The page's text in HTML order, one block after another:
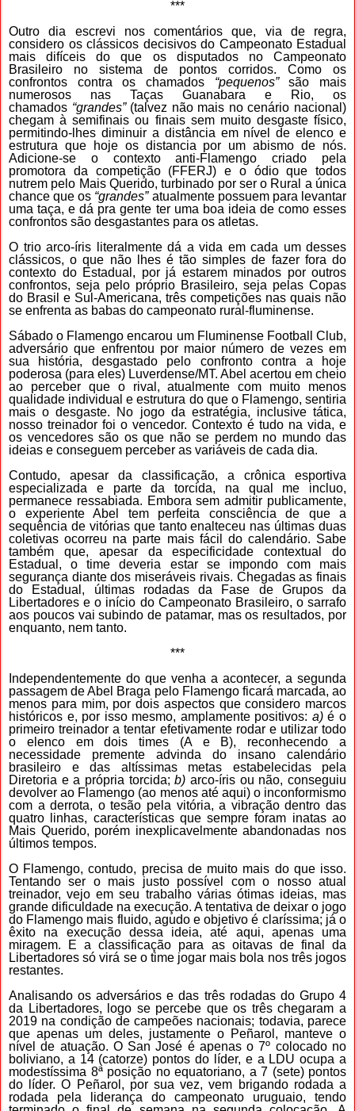
***
Outro dia escrevi nos comentários que, via de regra,
considero os clássicos decisivos do Campeonato Estadual
mais difíceis do que os disputados no Campeonato
Brasileiro no sistema de pontos corridos. Como os
confrontos contra os chamados “pequenos”são mais
numerosos nas Taças Guanabara e Rio, os
chamados “grandes”(talvez não mais no cenário nacional)
chegam à semifinais ou finais sem muito desgaste físico,
permitindo-lhes diminuir a distância em nível de elenco e
estrutura que hoje os distancia por um abismo de nós.
Adicione-se o contexto anti-Flamengo criado pela
promotora da competição (FFERJ) e o ódio que todos
nutrem pelo Mais Querido, turbinado por ser o Rural a única
chance que os “grandes”atualmente possuem para levantar
uma taça, e dá pra gente ter uma boa ideia de como esses
confrontos são desgastantes para os atletas.
O trio arco-íris literalmente dá a vida em cada um desses
clássicos, o que não lhes é tão simples de fazer fora do
contexto do Estadual, por já estarem minados por outros
confrontos, seja pelo próprio Brasileiro, seja pelas Copas
do Brasil e Sul-Americana, três competições nas quais não
se enfrenta as babas do campeonato rural-fluminense.
Sábado o Flamengo encarou um Fluminense Football Club,
adversário que enfrentou por maior número de vezes em
sua história, desgastado pelo confronto contra a hoje
poderosa (para eles) Luverdense/MT. Abel acertou em cheio
ao perceber que o rival, atualmente com muito menos
qualidade individual e estrutura do que o Flamengo, sentiria
mais o desgaste. No jogo da estratégia, inclusive tática,
nosso treinador foi o vencedor. Contexto é tudo na vida, e
os vencedores são os que não se perdem no mundo das
ideias e conseguem perceber as variáveis de cada dia.
Contudo, apesar da classificação, a crônica esportiva
especializada e parte da torcida, na qual me incluo,
permanece ressabiada. Embora sem admitir publicamente,
o experiente Abel tem perfeita consciência de que a
sequência de vitórias que tanto enalteceu nas últimas duas
coletivas ocorreu na parte mais fácil do calendário. Sabe
também que, apesar da especificidade contextual do
Estadual, o time deveria estar se impondo com mais
segurança diante dos miseráveis rivais. Chegadas as finais
do Estadual, últimas rodadas da Fase de Grupos da
Libertadores e o início do Campeonato Brasileiro, o sarrafo
aos poucos vai subindo de patamar, mas os resultados, por
enquanto, nem tanto.
***
Independentemente do que venha a acontecer, a segunda
passagem de Abel Braga pelo Flamengo ficará marcada, ao
menos para mim, por dois aspectos que considero marcos
históricos e, por isso mesmo, amplamente positivos: a)é o
primeiro treinador a tentar efetivamente rodar e utilizar todo
o elenco em dois times (A e B), reconhecendo a
necessidade premente advinda do insano calendário
brasileiro e das altíssimas metas estabelecidas pela
Diretoria e a própria torcida;b) arco-íris ou não, conseguiu
devolver ao Flamengo (ao menos até aqui) o inconformismo
com a derrota, o tesão pela vitória, a vibração dentro das
quatro linhas, características que sempre foram inatas ao
Mais Querido, porém inexplicavelmente abandonadas nos
últimos tempos.
O Flamengo, contudo, precisa de muito mais do que isso.
Tentando ser o mais justo possível com o nosso atual
treinador, vejo em seu trabalho várias ótimas ideias, mas
grande dificuldade na execução. A tentativa de deixar o jogo
do Flamengo mais fluido, agudo e objetivo é claríssima; já o
êxito na execução dessa ideia, até aqui, apenas uma
miragem. E a classificação para as oitavas de final da
Libertadores só virá se o time jogar mais bola nos três jogos
restantes.
Analisando os adversários e das três rodadas do Grupo 4
da Libertadores, logo se percebe que os três chegaram a
2019 na condição de campeões nacionais; todavia, parece
que apenas um deles, justamente o Peñarol, manteve o
nível de atuação. O San José é apenas o 7º colocado no
boliviano, a 14 (catorze) pontos do líder, e a LDU ocupa a
modestíssima 8ª posição no equatoriano, a 7 (sete) pontos
do líder.O Peñarol, por sua vez, vem brigando rodada a
rodada pela liderança do campeonato uruguaio, tendo